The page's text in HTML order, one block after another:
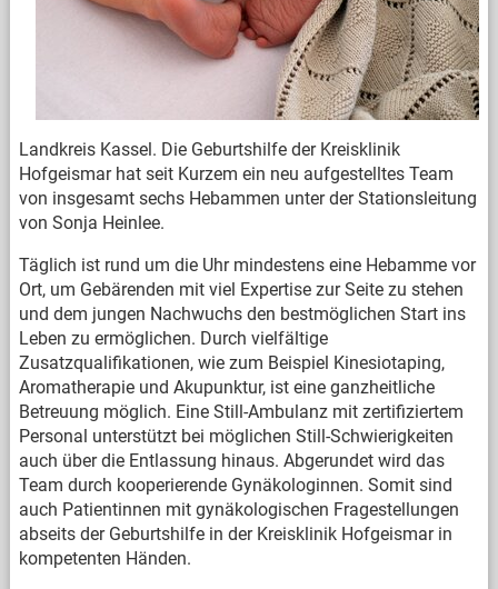
Landkreis Kassel. Die Geburtshilfe der Kreisklinik
Hofgeismar hat seit Kurzem ein neu aufgestelltes Team
von insgesamt sechs Hebammen unter der Stationsleitung
von Sonja Heinlee.
Täglich ist rund um die Uhr mindestens eine Hebamme vor
Ort, um Gebärenden mit viel Expertise zur Seite zu stehen
und dem jungen Nachwuchs den bestmöglichen Start ins
Leben zu ermöglichen. Durch vielfältige
Zusatzqualifikationen, wie zum Beispiel Kinesiotaping,
Aromatherapie und Akupunktur, ist eine ganzheitliche
Betreuung möglich. Eine Still-Ambulanz mit zertifiziertem
Personal unterstützt bei möglichen Still-Schwierigkeiten
auch über die Entlassung hinaus. Abgerundet wird das
Team durch kooperierende Gynäkologinnen. Somit sind
auch Patientinnen mit gynäkologischen Fragestellungen
abseits der Geburtshilfe in der Kreisklinik Hofgeismar in
kompetenten Händen.